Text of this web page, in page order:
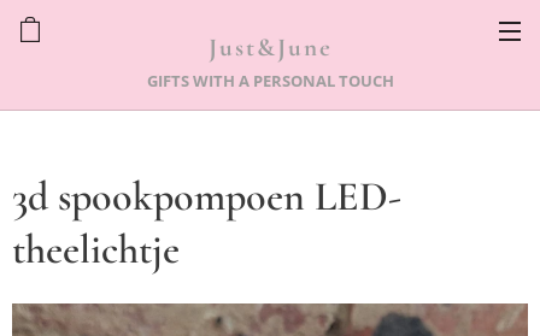
Just&June
GIFTS WITH A PERSONAL TOUCH
3d spookpompoen LED-
theelichtje